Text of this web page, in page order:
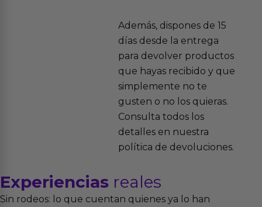
Además, dispones de 15
días desde la entrega
para devolver productos
que hayas recibido y que
simplemente no te
gusten o no los quieras.
Consulta todos los
detalles en nuestra
política de devoluciones.
Experiencias reales
Sin rodeos: lo que cuentan quienes ya lo han